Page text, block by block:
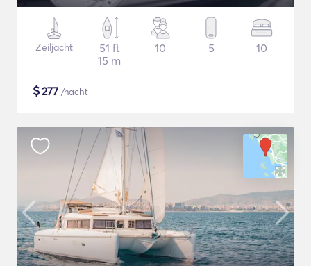
Zeiljacht
51 ft
15 m
10 5 10
$277 /nacht